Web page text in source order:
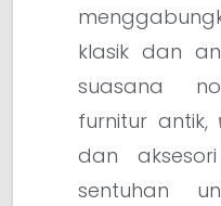
klasik dan
suasana
furnitur antik,
dan
sentuhan